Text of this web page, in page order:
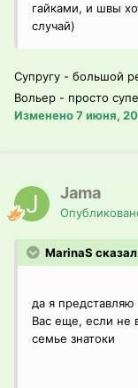
гайками, и швы
случай)
Супругу - большой
Вольер - просто
Изменено7 июня,
Jama
MarinaS
да я представляю
Вас еще, если не
семье знатоки